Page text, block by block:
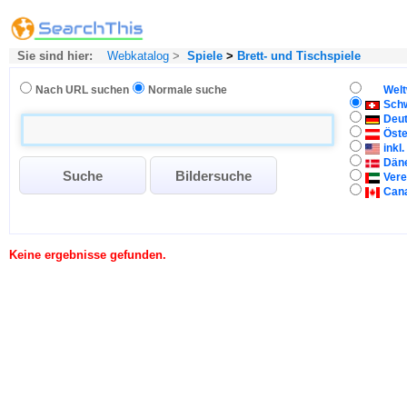
Sie sind hier: Webkatalog > Spiele > Brett- und Tischspiel­e
Nach URL suchen Normale suche
inkl.
Keine ergebnisse gefunden.